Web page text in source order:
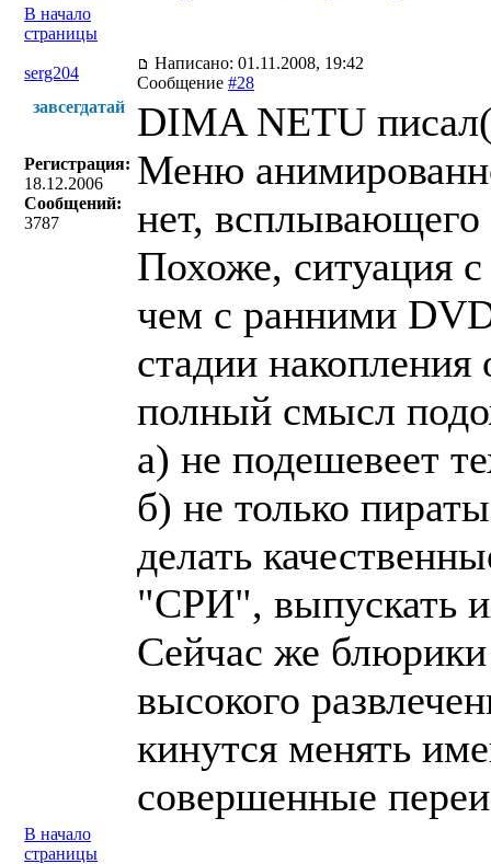
В начало
страницы
serg204
Написано: 01.11.2008, 19:42
Сообщение #28
завсегдатай
Регистрация:
18.12.2006
Сообщений:
3787
DIMA NETU
Меню
нет,
Похоже, ситуация
чем с ранними
стадии
полный смысл
а) не подешевеет
б) не только
делать
"СРИ", выпускать
Сейчас же блюрики
высокого
кинутся менять
совершенные
В начало
страницы